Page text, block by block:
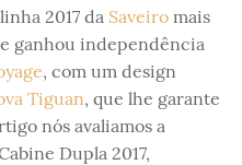
2017 da Saveiro mais
ganhou independência
, com um design
Tiguan, que lhe garante
nós avaliamos a
Dupla 2017,